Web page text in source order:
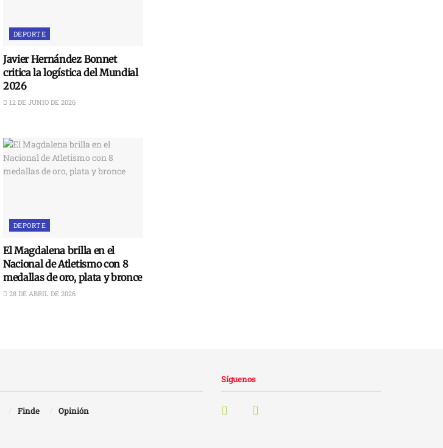
DEPORTE
Javier Hernández Bonnet
critica la logística del Mundial
2026
12 DE JUNIO DE 2026
DEPORTE
El Magdalena brilla en el
Nacional de Atletismo con 8
medallas de oro, plata y bronce
28 DE ABRIL DE 2026
Finde Opinión
Síguenos